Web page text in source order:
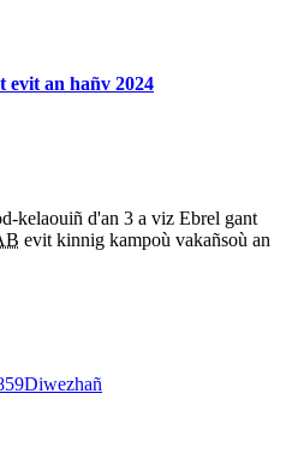
evit an hañv 2024
kelaouiñ d'an 3 a viz Ebrel gant
evit kinnig kampoù vakañsoù an
59Diwezhañ